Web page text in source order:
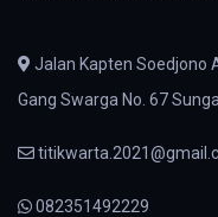
Jalan Kapten Soedjono
Gang Swarga No. 67
082351492229